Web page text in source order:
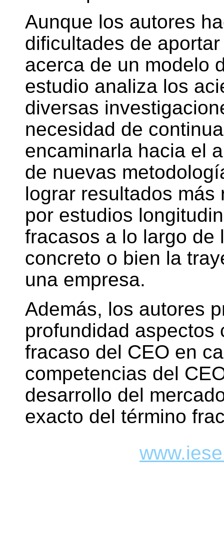
Aunque los autores
dificultades de
acerca de un modelo
estudio analiza los
diversas
necesidad de
encaminarla hacia el
de nuevas
lograr resultados
por estudios
fracasos a lo largo de
concreto o bien la
una empresa.
Además, los autores
profundidad aspectos
fracaso del CEO en
competencias del
desarrollo del
exacto del término